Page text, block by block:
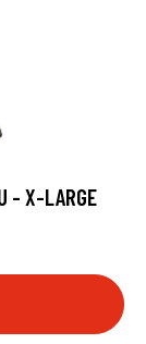
- X-LARGE